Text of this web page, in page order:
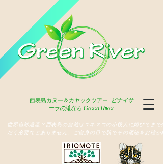
西表島カヌー＆カヤックツアー
ピナイサ
ーラの滝なら Green River
世界自然遺産？西表島の自然はユネスコの小役人に媚びてまで
だく必要などありません、ご自身の目で肌でその価値をお確か